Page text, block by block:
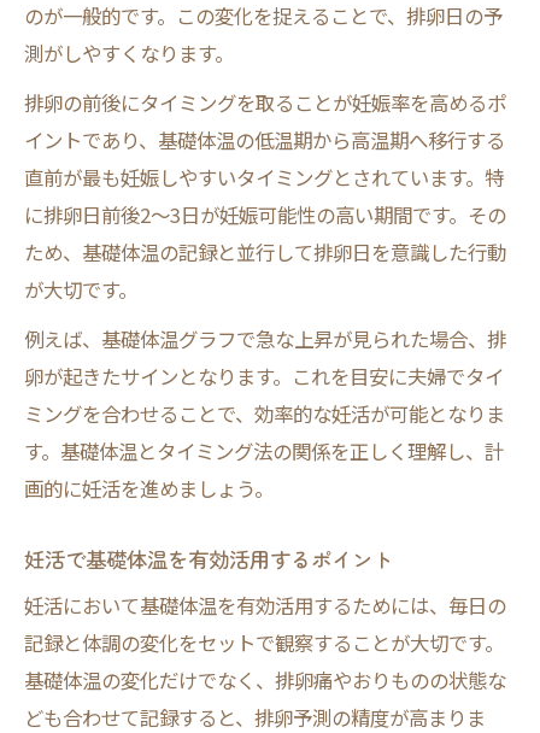
のが一般的です。この変化を捉えることで、排卵日の予
測がしやすくなります。
排卵の前後にタイミングを取ることが妊娠率を高めるポ
イントであり、基礎体温の低温期から高温期へ移行する
直前が最も妊娠しやすいタイミングとされています。特
に排卵日前後2～3日が妊娠可能性の高い期間です。その
ため、基礎体温の記録と並行して排卵日を意識した行動
が大切です。
例えば、基礎体温グラフで急な上昇が見られた場合、排
卵が起きたサインとなります。これを目安に夫婦でタイ
ミングを合わせることで、効率的な妊活が可能となりま
す。基礎体温とタイミング法の関係を正しく理解し、計
画的に妊活を進めましょう。
妊活で基礎体温を有効活用するポイント
妊活において基礎体温を有効活用するためには、毎日の
記録と体調の変化をセットで観察することが大切です。
基礎体温の変化だけでなく、排卵痛やおりものの状態な
ども合わせて記録すると、排卵予測の精度が高まりま